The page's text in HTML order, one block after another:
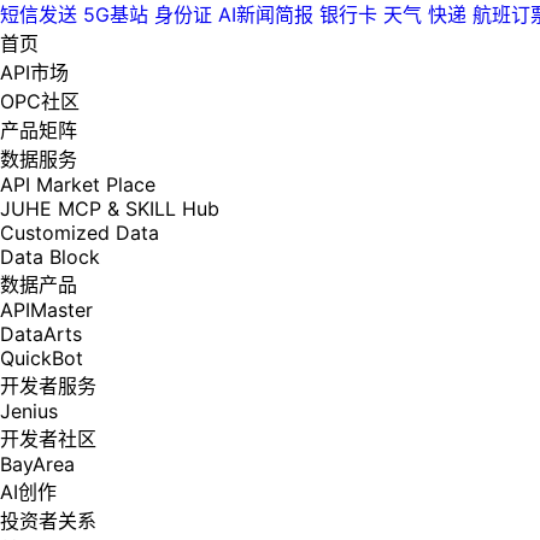
短信发送 5G基站 身份证 AI新闻简报 银行卡 天气 快递 航班订
首页
API市场
OPC社区
产品矩阵
数据服务
API Market Place
JUHE MCP & SKILL Hub
Customized Data
Data Block
数据产品
APIMaster
DataArts
QuickBot
开发者服务
Jenius
开发者社区
BayArea
AI创作
投资者关系